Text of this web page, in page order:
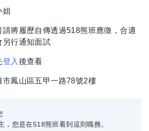
姐
請將履歷自傳透過518熊班應徵，合適
另行通知面試
登入 後查看
市鳳山區五甲一路78號2樓
，您是在518熊班看到這則職務。